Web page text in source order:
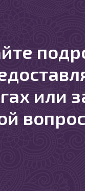
или